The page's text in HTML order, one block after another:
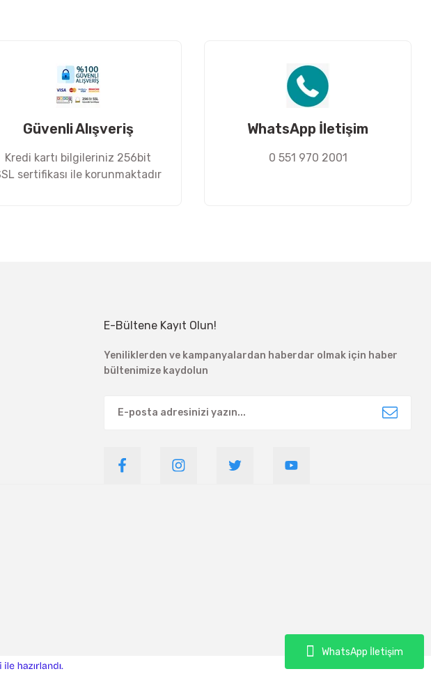
WhatsApp İletişim
Güvenli Alışveriş
Kredi kartı bilgileriniz 256bit
sertifikası ile korunmaktadır
WhatsApp İletişim
0 551 970 2001
E-Bültene Kayıt Olun!
Yeniliklerden ve kampanyalardan haberdar olmak için haber
bültenimize kaydolun
e-